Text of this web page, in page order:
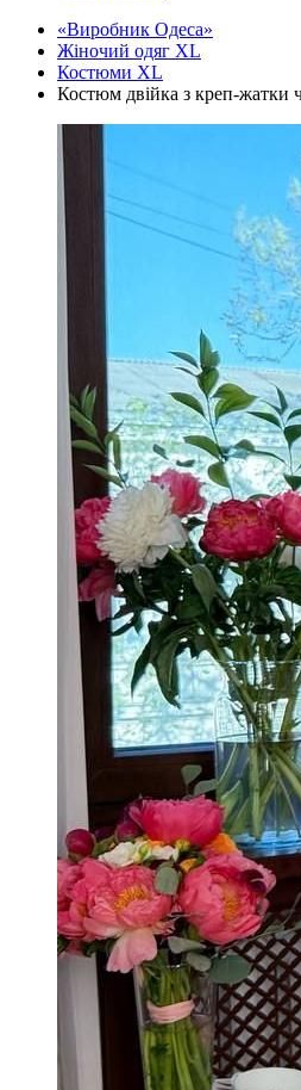
«Виробник Одеса»
Жіночий одяг XL
Костюми XL
Костюм двійка з креп-жатки